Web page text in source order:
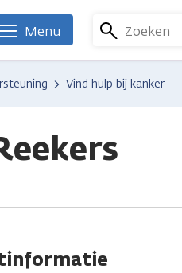
Zoeken
Menu
Vind hulp bij kanker